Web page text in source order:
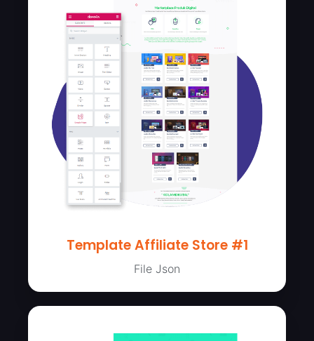
Template Affiliate Store #1
File Json